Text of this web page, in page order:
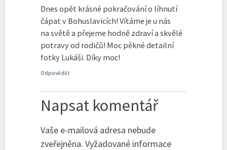
Dnes opět krásné pokračování o líhnutí
čápat v Bohuslavicích! Vítáme je u nás
na světě a přejeme hodně zdraví a skvělé
potravy od rodičů! Moc pěkné detailní
fotky Lukáši. Díky moc!
Odpovědět
Napsat komentář
Vaše e-mailová adresa nebude
zveřejněna. Vyžadované informace